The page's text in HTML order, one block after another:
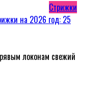
Стрижки
на 2026 год: 25
локонам свежий